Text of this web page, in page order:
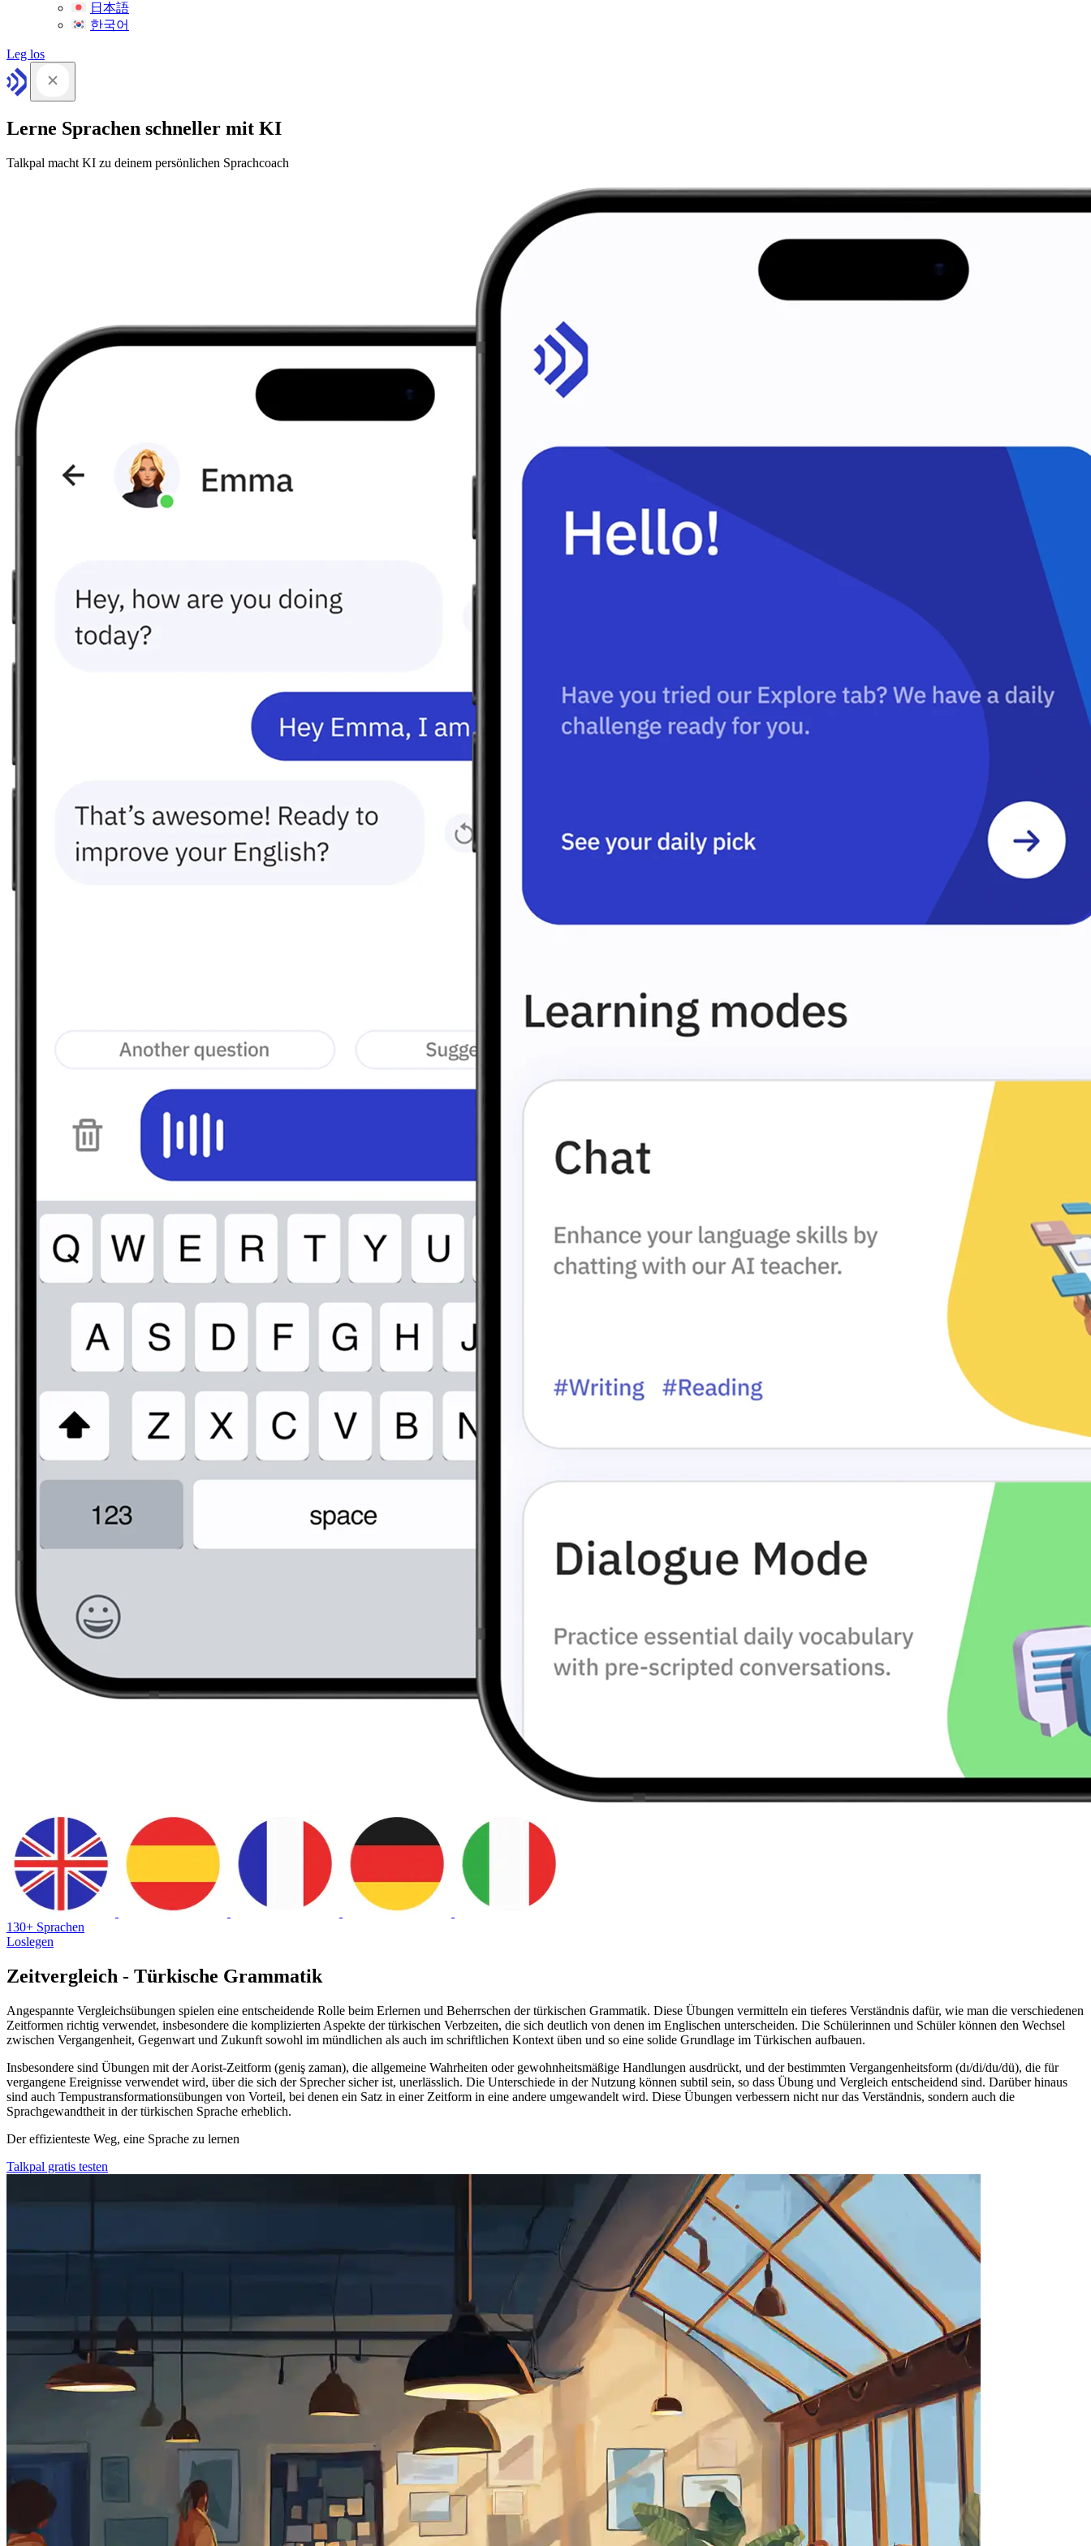
日本語
한국어
Leg los
Lerne Sprachen schneller mit KI
Talkpal macht KI zu deinem persönlichen Sprachcoach
130+ Sprachen
Loslegen
Zeitvergleich - Türkische Grammatik
Angespannte Vergleichsübungen spielen eine entscheidende Rolle beim Erlernen und Beherrschen der türkischen Grammatik. Diese Übungen vermitteln ein tieferes Verständnis dafür, wie man die verschiedenen
Zeitformen richtig verwendet, insbesondere die komplizierten Aspekte der türkischen Verbzeiten, die sich deutlich von denen im Englischen unterscheiden. Die Schülerinnen und Schüler können den Wechsel
zwischen Vergangenheit, Gegenwart und Zukunft sowohl im mündlichen als auch im schriftlichen Kontext üben und so eine solide Grundlage im Türkischen aufbauen.
Insbesondere sind Übungen mit der Aorist-Zeitform (geniş zaman), die allgemeine Wahrheiten oder gewohnheitsmäßige Handlungen ausdrückt, und der bestimmten Vergangenheitsform (dı/di/du/dü), die für
vergangene Ereignisse verwendet wird, über die sich der Sprecher sicher ist, unerlässlich. Die Unterschiede in der Nutzung können subtil sein, so dass Übung und Vergleich entscheidend sind. Darüber hinaus
sind auch Tempustransformationsübungen von Vorteil, bei denen ein Satz in einer Zeitform in eine andere umgewandelt wird. Diese Übungen verbessern nicht nur das Verständnis, sondern auch die
Sprachgewandtheit in der türkischen Sprache erheblich.
Der effizienteste Weg, eine Sprache zu lernen
Talkpal gratis testen